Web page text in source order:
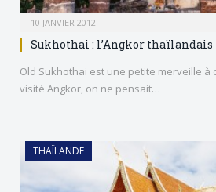
10 JANVIER 2012
Sukhothai : l’Angkor thaïlandais
Old Sukhothai est une petite merveille à
visité Angkor, on ne pensait…
THAÏLANDE